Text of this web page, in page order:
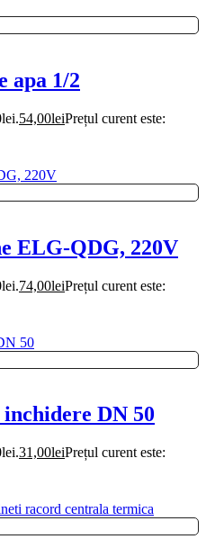
apa 1/2
54,00leiPrețul curent este:
ELG-QDG, 220V
74,00leiPrețul curent este:
DN 50
31,00leiPrețul curent este: